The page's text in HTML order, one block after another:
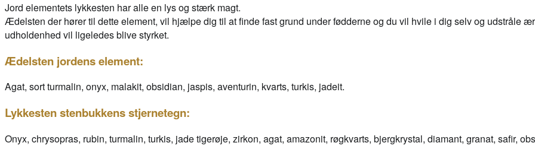
Jord elementets lykkesten har alle en lys og stærk magt.
Ædelsten der hører til dette element, vil hjælpe dig til at finde fast grund under fødderne og du vil hvile i dig selv og udstråle
udholdenhed vil ligeledes blive styrket.
Ædelsten jordens element:
Agat, sort turmalin, onyx, malakit, obsidian, jaspis, aventurin, kvarts, turkis, jadeit.
Lykkesten stenbukkens stjernetegn:
Onyx, chrysopras, rubin, turmalin, turkis, jade tigerøje, zirkon, agat, amazonit, røgkvarts, bjergkrystal, diamant, granat, safir,